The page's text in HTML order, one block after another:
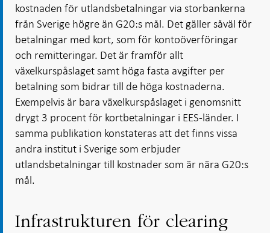
kostnaden för utlandsbetalningar via storbankerna
från Sverige högre än G20:s mål. Det gäller såväl för
betalningar med kort, som för kontoöverföringar
och remitteringar. Det är framför allt
växelkurspåslaget samt höga fasta avgifter per
betalning som bidrar till de höga kostnaderna.
Exempelvis är bara växelkurspåslaget i genomsnitt
drygt 3 procent för kortbetalningar i EES-länder. I
samma publikation konstateras att det finns vissa
andra institut i Sverige som erbjuder
utlandsbetalningar till kostnader som är nära G20:s
mål.
Infrastrukturen för clearing